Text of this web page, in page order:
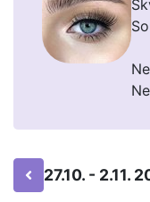
27.10. - 2.11.